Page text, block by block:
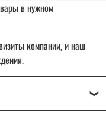
в нужном
компании, и наш